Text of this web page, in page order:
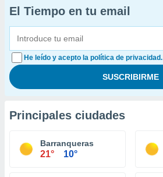
El Tiempo en tu email
He leído y acepto la política de privacidad.
Principales ciudades
Barranqueras
21° 10°